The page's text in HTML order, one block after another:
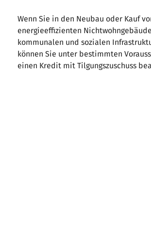
Wenn Sie in den Neubau oder Kauf
energieeffizienten
kommunalen und sozialen
können Sie unter bestimmten
einen Kredit mit Tilgungszuschuss